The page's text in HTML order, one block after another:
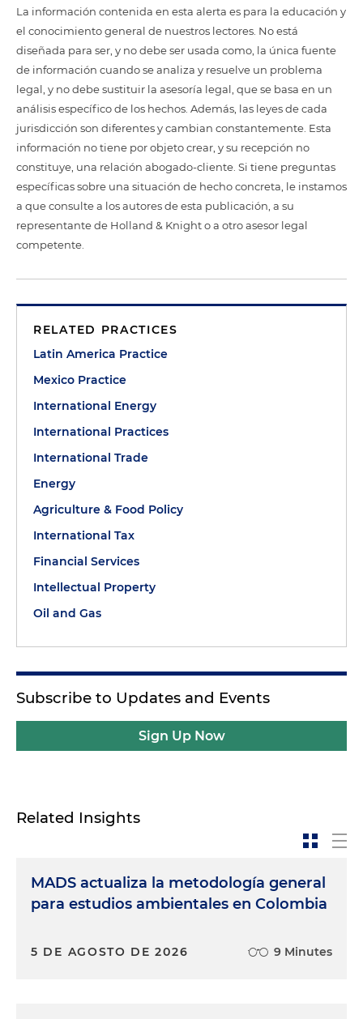
La información contenida en esta alerta es para la educación y
el conocimiento general de nuestros lectores. No está
diseñada para ser, y no debe ser usada como, la única fuente
de información cuando se analiza y resuelve un problema
legal, y no debe sustituir la asesoría legal, que se basa en un
análisis específico de los hechos. Además, las leyes de cada
jurisdicción son diferentes y cambian constantemente. Esta
información no tiene por objeto crear, y su recepción no
constituye, una relación abogado-cliente. Si tiene preguntas
específicas sobre una situación de hecho concreta, le instamos
a que consulte a los autores de esta publicación, a su
representante de Holland & Knight o a otro asesor legal
competente.
RELATED PRACTICES
Latin America Practice
Mexico Practice
International Energy
International Practices
International Trade
Energy
Agriculture & Food Policy
International Tax
Financial Services
Intellectual Property
Oil and Gas
Subscribe to Updates and Events
Sign Up Now
Related Insights
MADS actualiza la metodología general
para estudios ambientales en Colombia
5 DE AGOSTO DE 2026 9 Minutes